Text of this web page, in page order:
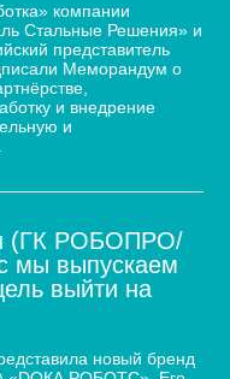
компании
Стальные Решения» и
представитель
Меморандум о
и внедрение
и
(ГК РОБОПРО/
мы выпускаем
выйти на
новый бренд